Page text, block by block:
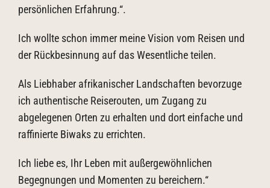
persönlichen Erfahrung.“.
Ich wollte schon immer meine Vision vom Reisen und
der Rückbesinnung auf das Wesentliche teilen.
Als Liebhaber afrikanischer Landschaften bevorzuge
ich authentische Reiserouten, um Zugang zu
abgelegenen Orten zu erhalten und dort einfache und
raffinierte Biwaks zu errichten.
Ich liebe es, Ihr Leben mit außergewöhnlichen
Begegnungen und Momenten zu bereichern.“